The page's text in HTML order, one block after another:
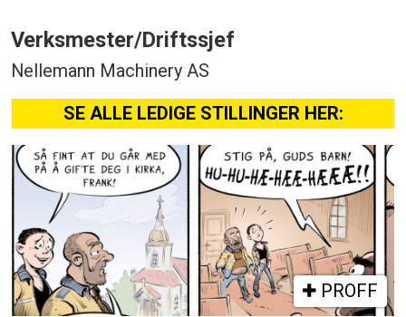
Verksmester/Driftssjef
Nellemann Machinery AS
SE ALLE LEDIGE STILLINGER HER:
PROFF